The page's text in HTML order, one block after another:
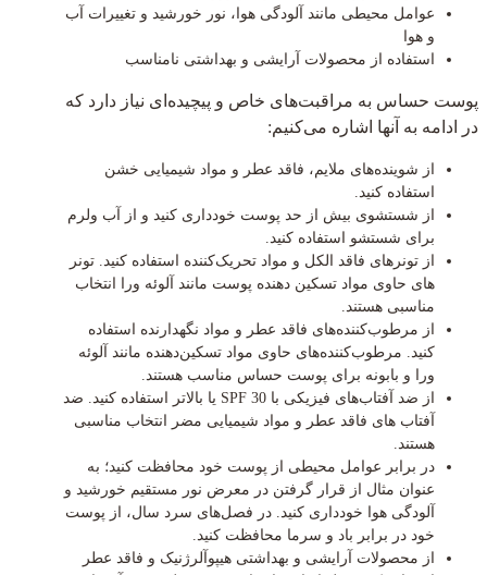
عوامل محیطی مانند آلودگی هوا، نور خورشید و تغییرات آب
و هوا
استفاده از محصولات آرایشی و بهداشتی نامناسب
پوست حساس به مراقبت‌های خاص و پیچیده‌ای نیاز دارد که
در ادامه به آنها اشاره می‌کنیم:
از شوینده‌های ملایم، فاقد عطر و مواد شیمیایی خشن
استفاده کنید.
از شستشوی بیش از حد پوست خودداری کنید و از آب ولرم
برای شستشو استفاده کنید.
از تونرهای فاقد الکل و مواد تحریک‌کننده استفاده کنید. تونر
های حاوی مواد تسکین دهنده پوست مانند آلوئه ورا انتخاب
مناسبی هستند.
از مرطوب‌کننده‌های فاقد عطر و مواد نگهدارنده استفاده
کنید. مرطوب‌کننده‌های حاوی مواد تسکین‌دهنده مانند آلوئه
ورا و بابونه برای پوست حساس مناسب هستند.
از ضد آفتاب‌های فیزیکی با SPF 30 یا بالاتر استفاده کنید. ضد
آفتاب های فاقد عطر و مواد شیمیایی مضر انتخاب مناسبی
هستند.
در برابر عوامل محیطی از پوست خود محافظت کنید؛ به
عنوان مثال از قرار گرفتن در معرض نور مستقیم خورشید و
آلودگی هوا خودداری کنید. در فصل‌های سرد سال، از پوست
خود در برابر باد و سرما محافظت کنید.
از محصولات آرایشی و بهداشتی هیپوآلرژنیک و فاقد عطر